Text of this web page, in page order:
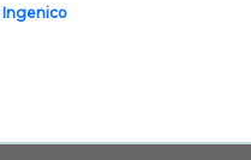
Ingenico